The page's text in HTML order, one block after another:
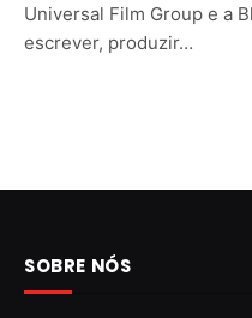
Universal Film Group e a
escrever, produzir…
SOBRE NÓS